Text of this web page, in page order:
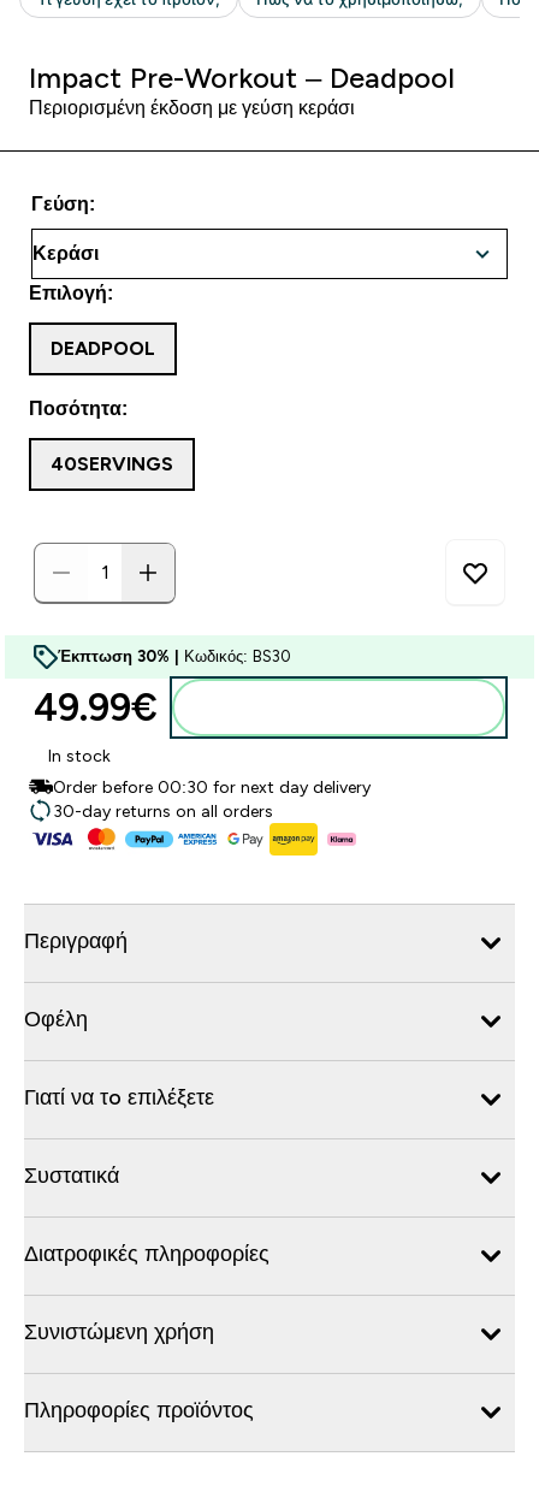
Impact Pre-Workout – Deadpool
Περιορισμένη έκδοση με γεύση κεράσι
Γεύση:
Ποσότητα:
40SERVINGS
Επιλογή:
DEADPOOL
Έκπτωση 30% | Κωδικός: BS30
49.99€‎
In stock
Order before 00:30 for next day delivery
30-day returns on all orders
Περιγραφή
Οφέλη
Γιατί να τo επιλέξετε
Συστατικά
Διατροφικές πληροφορίες
Συνιστώμενη χρήση
Πληροφορίες προϊόντος